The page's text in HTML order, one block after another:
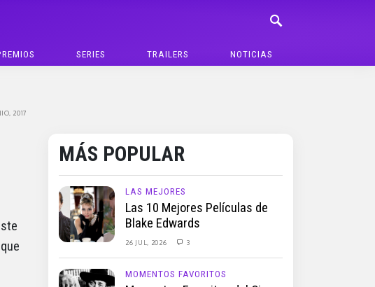
SERIES TRAILERS NOTICIAS
2017
MÁS POPULAR
LAS MEJORES
Las 10 Mejores Películas de
Blake Edwards
26 JUL, 2026 3
MOMENTOS FAVORITOS